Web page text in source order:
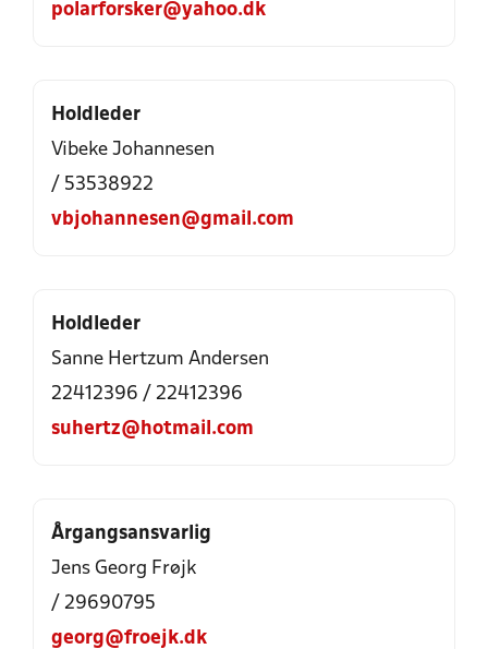
polarforsker@yahoo.dk
Holdleder
Vibeke Johannesen
/ 53538922
vbjohannesen@gmail.com
Holdleder
Sanne Hertzum Andersen
22412396 / 22412396
suhertz@hotmail.com
Årgangsansvarlig
Jens Georg Frøjk
/ 29690795
georg@froejk.dk